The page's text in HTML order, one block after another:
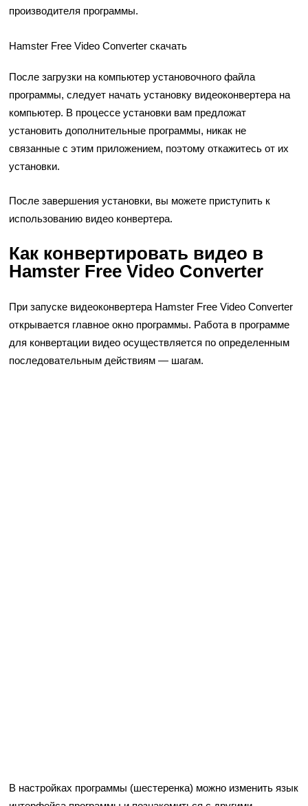
производителя программы.
Hamster Free Video Converter скачать
После загрузки на компьютер установочного файла
программы, следует начать установку видеоконвертера на
компьютер. В процессе установки вам предложат
установить дополнительные программы, никак не
связанные с этим приложением, поэтому откажитесь от их
установки.
После завершения установки, вы можете приступить к
использованию видео конвертера.
Как конвертировать видео в
Hamster Free Video Converter
При запуске видеоконвертера Hamster Free Video Converter
открывается главное окно программы. Работа в программе
для конвертации видео осуществляется по определенным
последовательным действиям — шагам.
В настройках программы (шестеренка) можно изменить язык